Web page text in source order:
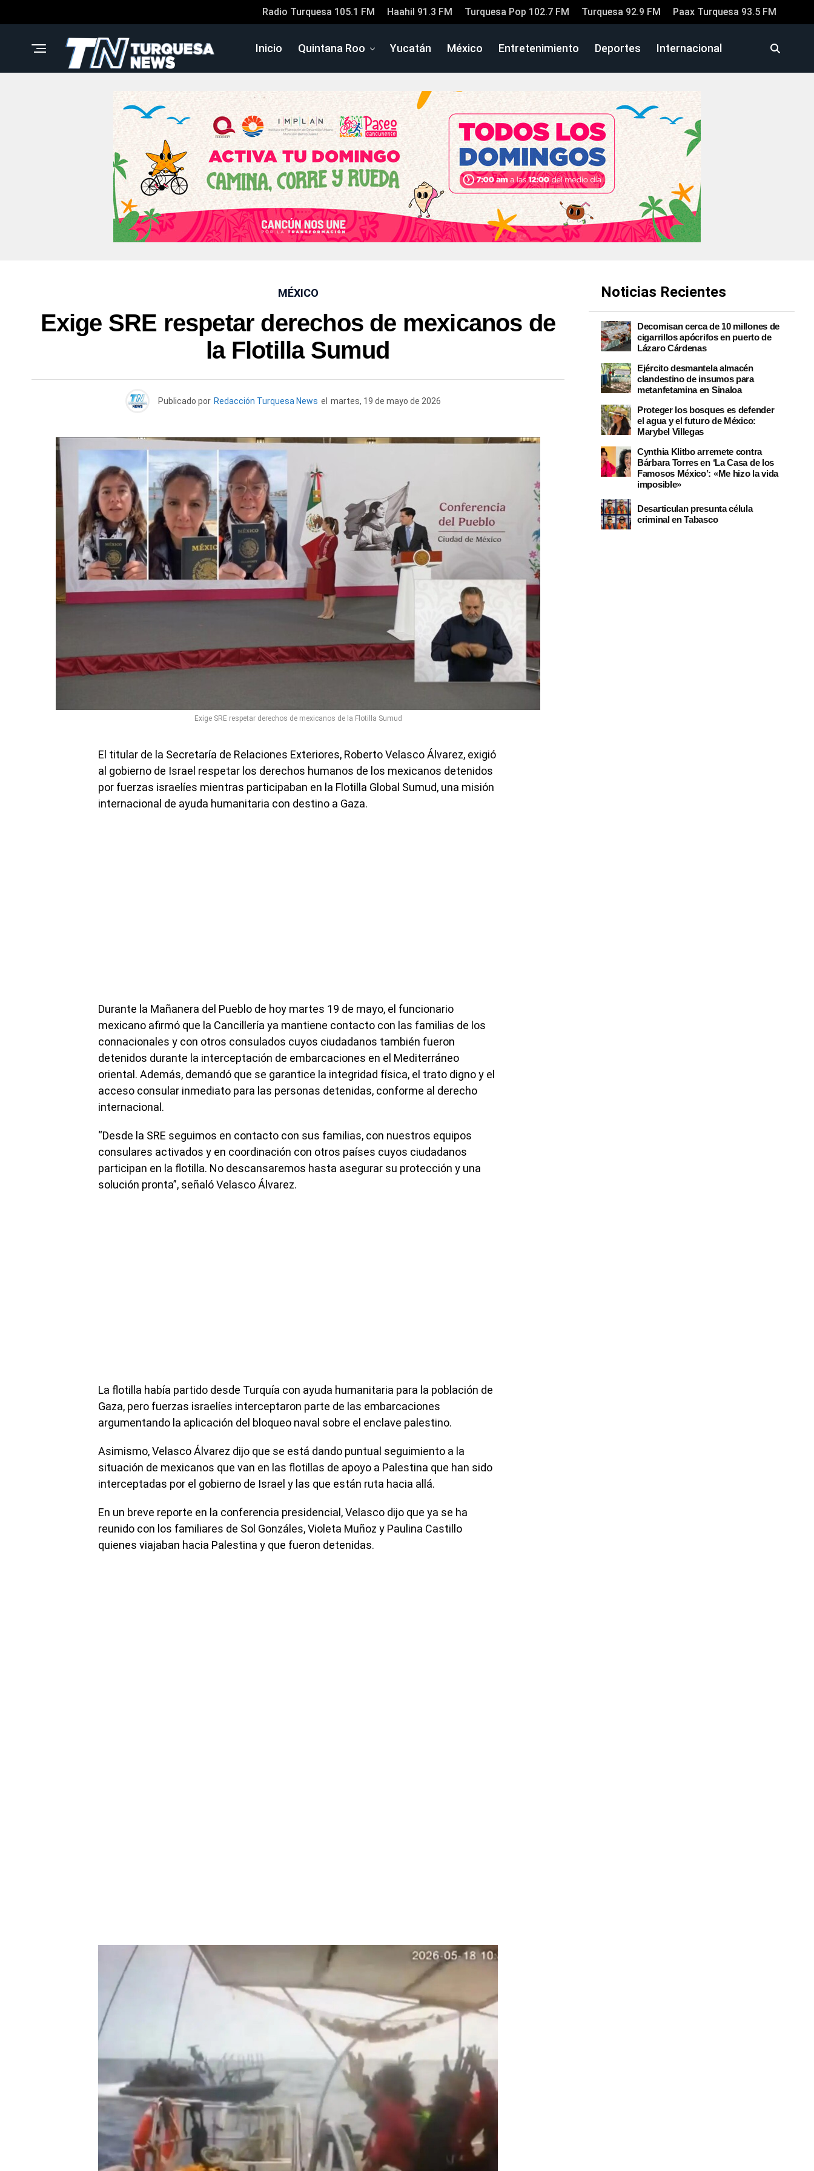
Radio Turquesa 105.1 FM Haahil 91.3 FM Turquesa Pop 102.7 FM Turquesa 92.9 FM Paax Turquesa 93.5 FM
Inicio Quintana Roo Yucatán México Entretenimiento Deportes Internacional
MÉXICO
Exige SRE respetar derechos de mexicanos de
la Flotilla Sumud
Publicado por Redacción Turquesa News el martes, 19 de mayo de 2026
Exige SRE respetar derechos de mexicanos de la Flotilla Sumud
El titular de la Secretaría de Relaciones Exteriores, Roberto Velasco Álvarez, exigió
al gobierno de Israel respetar los derechos humanos de los mexicanos detenidos
por fuerzas israelíes mientras participaban en la Flotilla Global Sumud, una misión
internacional de ayuda humanitaria con destino a Gaza.
Durante la Mañanera del Pueblo de hoy martes 19 de mayo, el funcionario
mexicano afirmó que la Cancillería ya mantiene contacto con las familias de los
connacionales y con otros consulados cuyos ciudadanos también fueron
detenidos durante la interceptación de embarcaciones en el Mediterráneo
oriental. Además, demandó que se garantice la integridad física, el trato digno y el
acceso consular inmediato para las personas detenidas, conforme al derecho
internacional.
“Desde la SRE seguimos en contacto con sus familias, con nuestros equipos
consulares activados y en coordinación con otros países cuyos ciudadanos
participan en la flotilla. No descansaremos hasta asegurar su protección y una
solución pronta”, señaló Velasco Álvarez.
La flotilla había partido desde Turquía con ayuda humanitaria para la población de
Gaza, pero fuerzas israelíes interceptaron parte de las embarcaciones
argumentando la aplicación del bloqueo naval sobre el enclave palestino.
Asimismo, Velasco Álvarez dijo que se está dando puntual seguimiento a la
situación de mexicanos que van en las flotillas de apoyo a Palestina que han sido
interceptadas por el gobierno de Israel y las que están ruta hacia allá.
En un breve reporte en la conferencia presidencial, Velasco dijo que ya se ha
reunido con los familiares de Sol Gonzáles, Violeta Muñoz y Paulina Castillo
quienes viajaban hacia Palestina y que fueron detenidas.
Noticias Recientes
Decomisan cerca de 10 millones de
cigarrillos apócrifos en puerto de
Lázaro Cárdenas
Ejército desmantela almacén
clandestino de insumos para
metanfetamina en Sinaloa
Proteger los bosques es defender
el agua y el futuro de México:
Marybel Villegas
Cynthia Klitbo arremete contra
Bárbara Torres en ‘La Casa de los
Famosos México’: «Me hizo la vida
imposible»
Desarticulan presunta célula
criminal en Tabasco